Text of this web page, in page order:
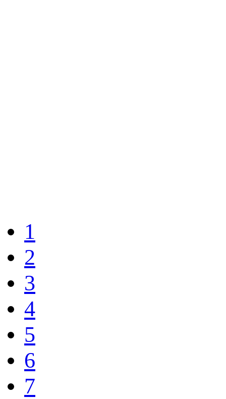
1
2
3
4
5
6
7